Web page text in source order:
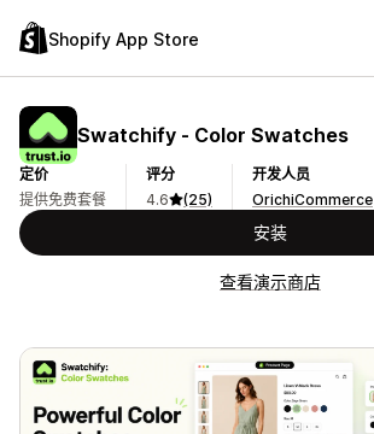
Shopify App Store
Swatchify ‑ Color Swatches
定价
提供免费套餐
评分
4.6
(25)
开发人员
OrichiCommerce
安装
查看演示商店